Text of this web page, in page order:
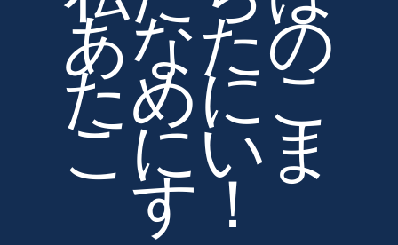
あなたの
ためにこ
こにいま
す！